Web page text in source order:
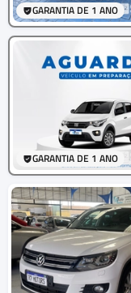
GARANTIA DE 1 ANO
GARANTIA DE 1 ANO